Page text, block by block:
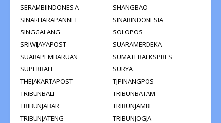
SERAMBIINDONESIA
SHANGBAO
SINARHARAPANNET
SINARINDONESIA
SINGGALANG
SOLOPOS
SRIWIJAYAPOST
SUARAMERDEKA
SUARAPEMBARUAN
SUMATERAEKSPRES
SUPERBALL
SURYA
THEJAKARTAPOST
TJPINANGPOS
TRIBUNBALI
TRIBUNBATAM
TRIBUNJABAR
TRIBUNJAMBI
TRIBUNJATENG
TRIBUNJOGJA